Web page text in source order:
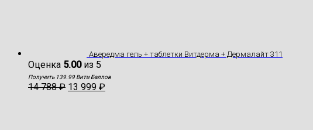
Авередма гель + таблетки Витдерма + Дермалайт 311
Оценка 5.00из 5
Получить 139.99 Вити Баллов
14 788₽ 13 999 ₽